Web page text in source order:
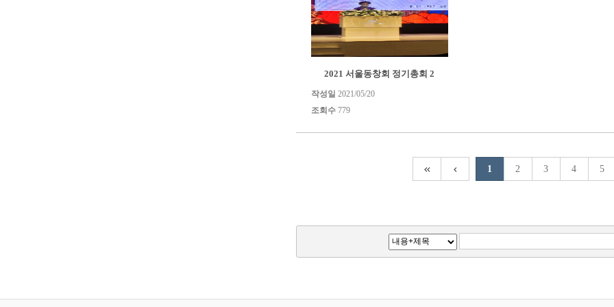
2021 서울동창회 정기총회 2
작성일 2021/05/20
조회수779
1 2 3 4 5